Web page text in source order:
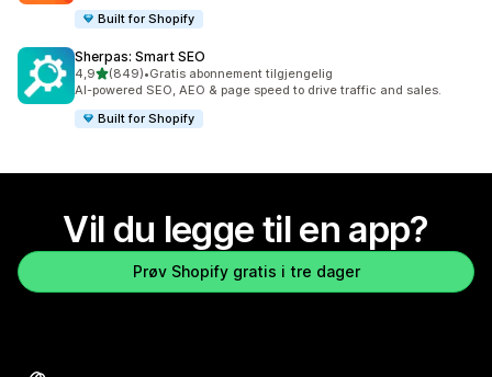
Built for Shopify
Sherpas: Smart SEO
4,9av 5 stjerner
(849)
Totalt 849 omtaler
•Gratis abonnement tilgjengelig
AI-powered SEO, AEO & page speed to drive traffic and sales.
Built for Shopify
Vil du legge til en app?
Prøv Shopify gratis i tre dager